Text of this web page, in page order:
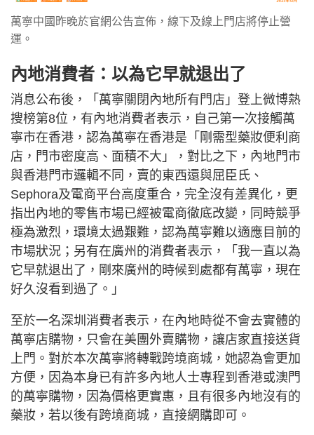
萬寧中國昨晚於官網公告宣佈，線下及線上門店將停止營
運。
內地消費者：以為它早就退出了
消息公布後，「萬寧關閉內地所有門店」登上微博熱
搜榜第8位，有內地消費者表示，自己第一次接觸萬
寧市在香港，認為萬寧在香港是「剛需型藥妝便利商
店，門市密度高、面積不大」，對比之下，內地門市
與香港門市邏輯不同，賣的東西還與屈臣氏、
Sephora及電商平台高度重合，完全沒有差異化，更
指出內地的零售市場已經被電商徹底改變，同時競爭
極為激烈，環境太過艱難，認為萬寧難以適應目前的
市場狀況；另有在廣州的消費者表示，「我一直以為
它早就退出了，剛來廣州的時候到處都有萬寧，現在
好久沒看到過了。」
至於一名深圳消費者表示，在內地時從不會去實體的
萬寧店購物，只會在美團外賣購物，讓店家直接送貨
上門。對於本次萬寧將轉戰跨境商城，她認為會更加
方便，因為本身已有許多內地人士專程到香港或澳門
的萬寧購物，因為價格更實惠，且有很多內地沒有的
藥妝，若以後有跨境商城，直接網購即可。